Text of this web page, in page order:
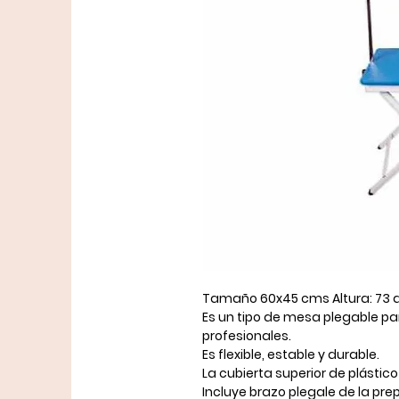
Tamaño 60x45 cms Altura: 73
Es un tipo de mesa plegable
profesionales.
Es flexible, estable y durable.
La cubierta superior de
Incluye brazo plegale de la